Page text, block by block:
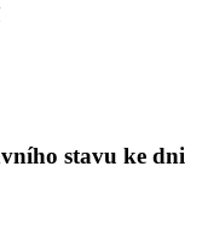
stavu ke dni